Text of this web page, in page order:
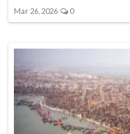
Mar 26, 2026 0